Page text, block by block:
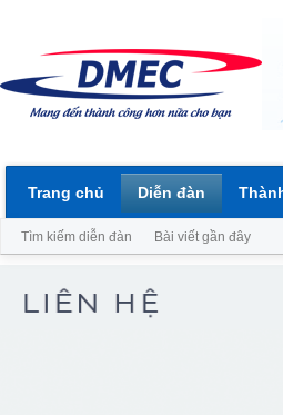
Trang chủ Diễn đàn
Tìm kiếm diễn đàn Bài viết gần đây